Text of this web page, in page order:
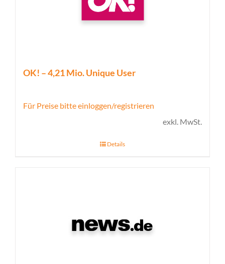
OK! – 4,21 Mio. Unique User
Für Preise bitte einloggen/registrieren
exkl. MwSt.
Details